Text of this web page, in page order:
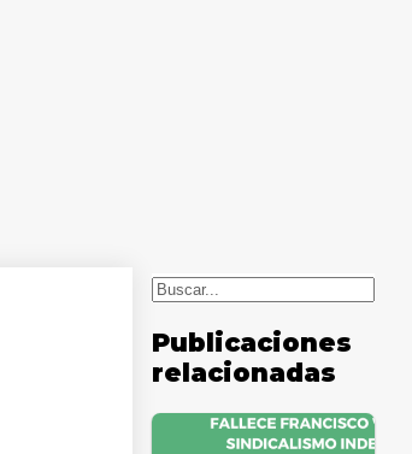
Buscar
Publicaciones
relacionadas